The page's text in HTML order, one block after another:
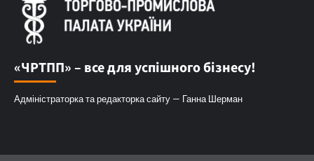
«ЧРТПП» – все для успішного бізнесу!
Адміністраторка та редакторка сайту — Ганна Шерман